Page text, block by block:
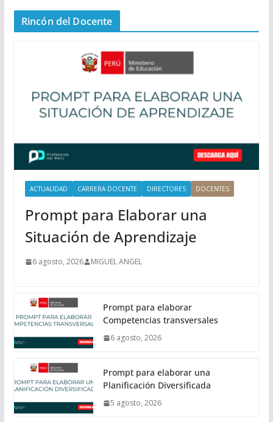
n
a
Rincón del Docente
ACTUALIDAD CARRERA DOCENTE DIRECTORES DOCENTES
Prompt para Elaborar una
Situación de Aprendizaje
6 agosto, 2026 MIGUEL ANGEL
Prompt para elaborar
Competencias transversales
6 agosto, 2026
Prompt para elaborar una
Planificación Diversificada
5 agosto, 2026